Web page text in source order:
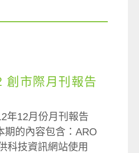
創市際月刊報告
年12月份月刊報告
期的內容包含：ARO
科技資訊網站使用